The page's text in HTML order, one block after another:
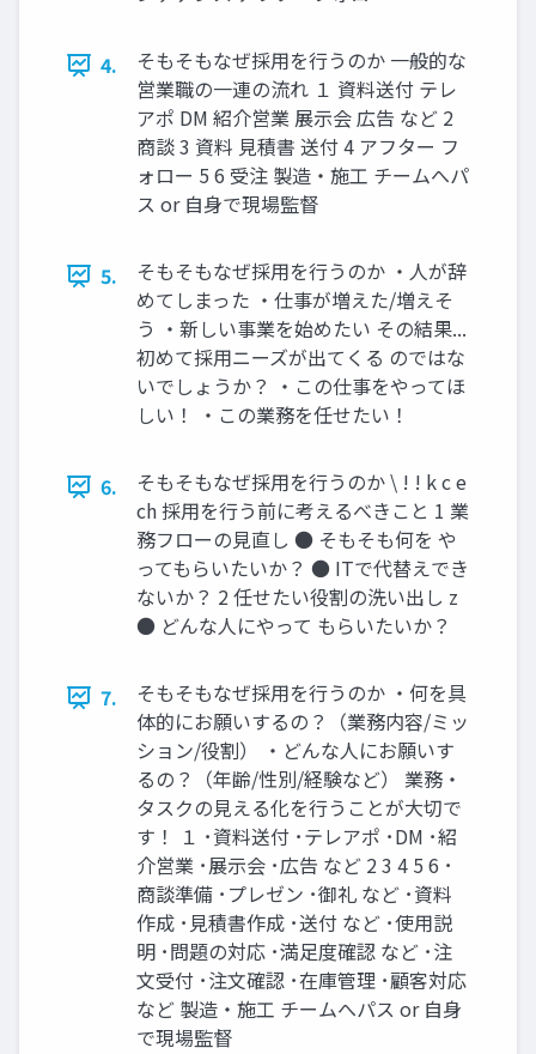
4.
そもそもなぜ採⽤を⾏うのか ⼀般的な
営業職の⼀連の流れ １ 資料送付 テレ
アポ DM 紹介営業 展⽰会 広告 など 2
商談 3 資料 ⾒積書 送付 4 アフター フ
ォロー 5 6 受注 製造‧施⼯ チームへパ
ス or ⾃⾝で現場監督
5.
そもそもなぜ採⽤を⾏うのか ‧⼈が辞
めてしまった ‧仕事が増えた/増えそ
う ‧新しい事業を始めたい その結果...
初めて採⽤ニーズが出てくる のではな
いでしょうか？ ‧この仕事をやってほ
しい！ ‧この業務を任せたい！
6.
そもそもなぜ採⽤を⾏うのか \ ! ! k c e
ch 採⽤を⾏う前に考えるべきこと 1 業
務フローの⾒直し ● そもそも何を や
ってもらいたいか？ ● ITで代替えでき
ないか？ 2 任せたい役割の洗い出し z
● どんな⼈にやって もらいたいか？
7.
そもそもなぜ採⽤を⾏うのか ‧何を具
体的にお願いするの？（業務内容/ミッ
ション/役割） ‧どんな⼈にお願いす
るの？（年齢/性別/経験など） 業務‧
タスクの⾒える化を⾏うことが⼤切で
す！ １ ･資料送付 ･テレアポ ･DM ･紹
介営業 ･展⽰会 ･広告 など 2 3 4 5 6 ･
商談準備 ･プレゼン ･御礼 など ･資料
作成 ･⾒積書作成 ･送付 など ･使⽤説
明 ･問題の対応 ･満⾜度確認 など ･注
⽂受付 ･注⽂確認 ･在庫管理 ･顧客対応
など 製造‧施⼯ チームへパス or ⾃⾝
で現場監督